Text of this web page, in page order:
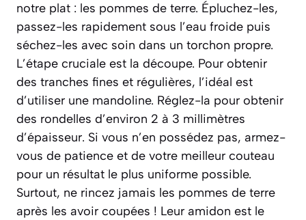
notre plat : les pommes de terre. Épluchez-les,
passez-les rapidement sous l’eau froide puis
séchez-les avec soin dans un torchon propre.
L’étape cruciale est la découpe. Pour obtenir
des tranches fines et régulières, l’idéal est
d’utiliser une mandoline. Réglez-la pour obtenir
des rondelles d’environ 2 à 3 millimètres
d’épaisseur. Si vous n’en possédez pas, armez-
vous de patience et de votre meilleur couteau
pour un résultat le plus uniforme possible.
Surtout, ne rincez jamais les pommes de terre
après les avoir coupées ! Leur amidon est le